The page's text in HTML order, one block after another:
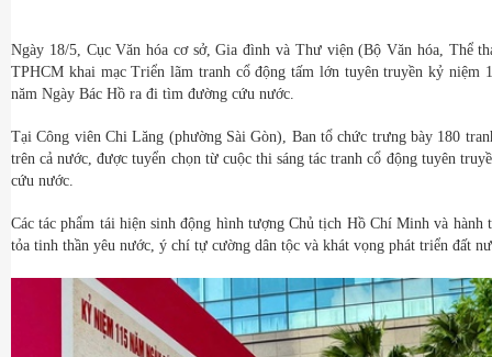
Ngày 18/5, Cục Văn hóa cơ sở, Gia đình và Thư viện (Bộ Văn hóa, Thể
TPHCM khai mạc Triển lãm tranh cổ động tấm lớn tuyên truyền kỷ niệm
năm Ngày Bác Hồ ra đi tìm đường cứu nước.
Tại Công viên Chi Lăng (phường Sài Gòn), Ban tổ chức trưng bày 180
trên cả nước, được tuyển chọn từ cuộc thi sáng tác tranh cổ động tuyên
cứu nước.
Các tác phẩm tái hiện sinh động hình tượng Chủ tịch Hồ Chí Minh và
tỏa tinh thần yêu nước, ý chí tự cường dân tộc và khát vọng phát triển đất